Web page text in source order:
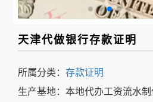
天津代做银行存款证明
所属分类：存款证明
生产基地：本地代办工资流水